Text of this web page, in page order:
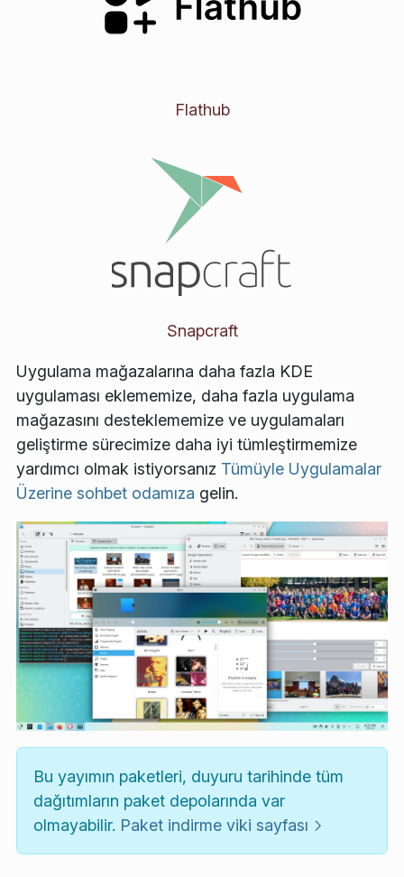
Flathub
Snapcraft
Uygulama mağazalarına daha fazla KDE
uygulaması eklememize, daha fazla uygulama
mağazasını desteklememize ve uygulamaları
geliştirme sürecimize daha iyi tümleştirmemize
yardımcı olmak istiyorsanız Tümüyle Uygulamalar
Üzerine sohbet odamıza gelin.
Bu yayımın paketleri, duyuru tarihinde tüm
dağıtımların paket depolarında var
olmayabilir. Paket indirme viki sayfası